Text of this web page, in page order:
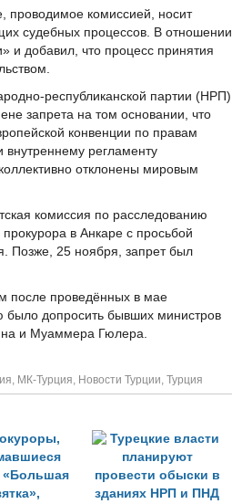
проводимое комиссией, носит
судебных процессов. В отношении
и добавил, что процесс принятия
республиканской партии (НРП)
запрета на том основании, что
конвенции по правам
внутреннему регламенту
отклонены мировым
комиссия по расследованию
в Анкаре с просьбой
Позже, 25 ноября, запрет был
после проведённых в мае
было допросить бывших министров
и Муаммера Гюлера.
, МК-Турция, Новости Турции, Турция